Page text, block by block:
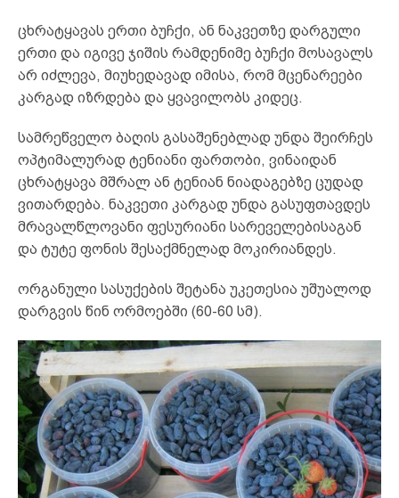
ცხრატყავას ერთი ბუჩქი, ან ნაკვეთზე დარგული
ერთი და იგივე ჯიშის რამდენიმე ბუჩქი მოსავალს
არ იძლევა, მიუხედავად იმისა, რომ მცენარეები
კარგად იზრდება და ყვავილობს კიდეც.
სამრეწველო ბაღის გასაშენებლად უნდა შეირჩეს
ოპტიმალურად ტენიანი ფართობი, ვინაიდან
ცხრატყავა მშრალ ან ტენიან ნიადაგებზე ცუდად
ვითარდება. ნაკვეთი კარგად უნდა გასუფთავდეს
მრავალწლოვანი ფესურიანი სარეველებისაგან
და ტუტე ფონის შესაქმნელად მოკირიანდეს.
ორგანული სასუქების შეტანა უკეთესია უშუალოდ
დარგვის წინ ორმოებში (60-60 სმ).